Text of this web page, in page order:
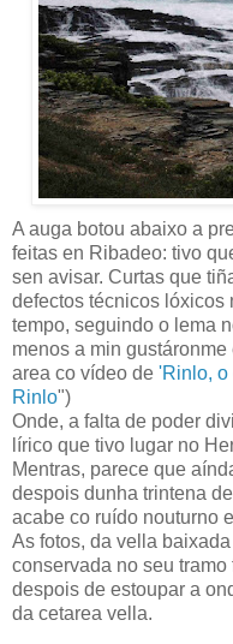
A auga botou abaixo a
feitas en Ribadeo: tivo
sen avisar. Curtas que
defectos técnicos lóxicos
tempo, seguindo o lema
menos a min
area co vídeo de 'Rinlo, o
Rinlo")
Onde, a falta de poder
lírico que tivo lugar no
Mentras, parece que
despois dunha trintena
acabe co ruído nouturno
As fotos, da vella
conservada no seu
despois de estoupar a
da cetarea vella.